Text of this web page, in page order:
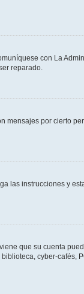
con La
reparado.
mensajes por cierto
las instrucciones y
que su cuenta
cyber-cafés,